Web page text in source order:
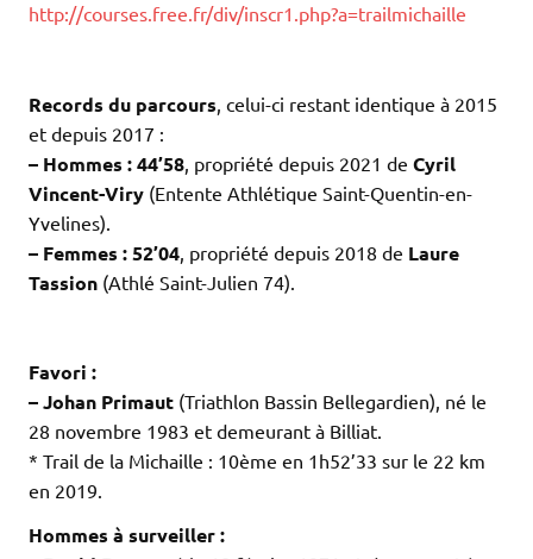
http://courses.free.fr/div/inscr1.php?a=trailmichaille
Records du parcours, celui-ci restant identique à 2015
et depuis 2017 :
– Hommes : 44’58, propriété depuis 2021 de Cyril
Vincent-Viry (Entente Athlétique Saint-Quentin-en-
Yvelines).
– Femmes : 52’04, propriété depuis 2018 de Laure
Tassion (Athlé Saint-Julien 74).
Favori :
– Johan Primaut (Triathlon Bassin Bellegardien), né le
28 novembre 1983 et demeurant à Billiat.
* Trail de la Michaille : 10ème en 1h52’33 sur le 22 km
en 2019.
Hommes à surveiller :